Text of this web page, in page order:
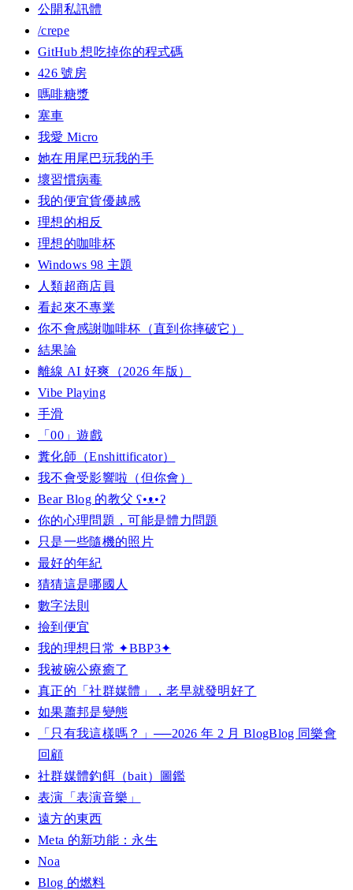
公開私訊體
/crepe
GitHub 想吃掉你的程式碼
426 號房
嗎啡糖漿
塞車
我愛 Micro
她在用尾巴玩我的手
壞習慣病毒
我的便宜貨優越感
理想的相反
理想的咖啡杯
Windows 98 主題
人類超商店員
看起來不專業
你不會感謝咖啡杯（直到你摔破它）
結果論
離線 AI 好爽（2026 年版）
Vibe Playing
手滑
「00」遊戲
糞化師（Enshittificator）
我不會受影響啦（但你會）
Bear Blog 的教父 ʕ•ᴥ•ʔ
你的心理問題，可能是體力問題
只是一些隨機的照片
最好的年紀
猜猜這是哪國人
數字法則
撿到便宜
我的理想日常 ✦BBP3✦
我被碗公療癒了
真正的「社群媒體」，老早就發明好了
如果蕭邦是變態
「只有我這樣嗎？」──2026 年 2 月 BlogBlog 同樂會
回顧
社群媒體釣餌（bait）圖鑑
表演「表演音樂」
遠方的東西
Meta 的新功能：永生
Noa
Blog 的燃料